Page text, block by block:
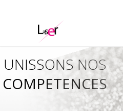
COMPETENCES
UNISSONS NOS